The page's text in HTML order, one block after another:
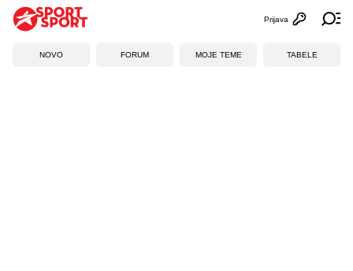
Otvori
Prijava
NOVO FORUM MOJE TEME TABELE